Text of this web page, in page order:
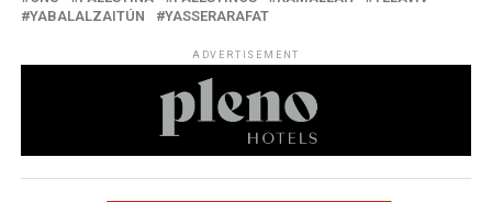
YABALALZAITÚN
YASSERARAFAT
ADVERTISEMENT